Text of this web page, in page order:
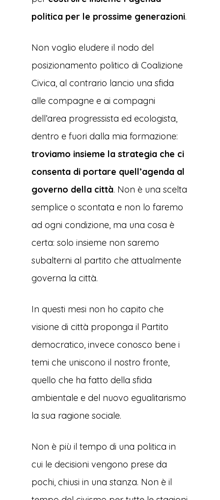
politica per le prossime generazioni.
Non voglio eludere il nodo del
posizionamento politico di Coalizione
Civica, al contrario lancio una sfida
alle compagne e ai compagni
dell’area progressista ed ecologista,
dentro e fuori dalla mia formazione:
troviamo insieme la strategia che ci
consenta di portare quell’agenda al
governo della città. Non è una scelta
semplice o scontata e non lo faremo
ad ogni condizione, ma una cosa è
certa: solo insieme non saremo
subalterni al partito che attualmente
governa la città.
In questi mesi non ho capito che
visione di città proponga il Partito
democratico, invece conosco bene i
temi che uniscono il nostro fronte,
quello che ha fatto della sfida
ambientale e del nuovo egualitarismo
la sua ragione sociale.
Non è più il tempo di una politica in
cui le decisioni vengono prese da
pochi, chiusi in una stanza. Non è il